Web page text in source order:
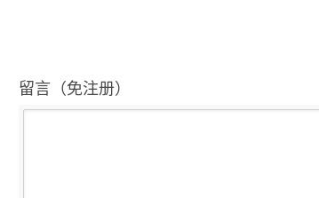
留言（免注册）